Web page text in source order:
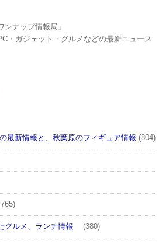
ナップ情報局」
・ガジェット・グルメなどの最新ニュース
最新情報と、秋葉原のフィギュア情報 (804)
グルメ、ランチ情報 (380)